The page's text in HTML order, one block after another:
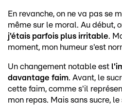
En revanche, on ne va pas se
même sur le moral. Au début,
j'étais parfois plus irritable.
moment, mon humeur s'est
Un changement notable est
davantage faim. Avant, le
cette faim, comme s'il
mon repas. Mais sans sucre,